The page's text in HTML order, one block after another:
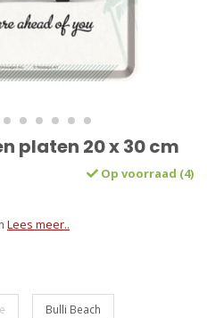
platen 20 x 30 cm
Op voorraad (4)
Lees meer..
Bulli Beach